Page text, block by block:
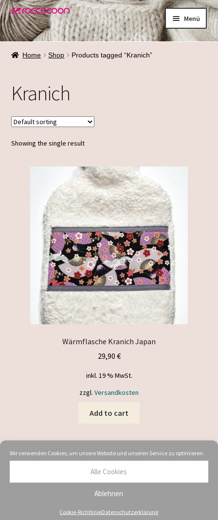
Wir verwenden Cookies, um unsere Website und unseren Service zu optimieren.
Alle Cookies
Ablehnen
Cookie-RichtlinieDatenschutzerklärung
Zur
Navigation
springen
Zum
Inhalt
springen
Menü
Shop
Waschen
Größenfinder
Über mich
Home Shop Products tagged “Kranich”
Kranich
Showing the single result
Wärmflasche Kranich Japan
29,90 €
inkl. 19 % MwSt.
zzgl. Versandkosten
Add to cart